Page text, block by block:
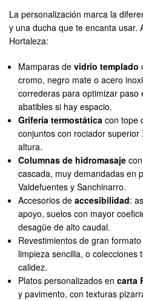
La personalización marca la
y una ducha que te encanta usar.
Hortaleza:
Mamparas devidrio templado
cromo, negro mate o acero
correderas para optimizar paso
abatibles si hay espacio.
Grifería termostática con tope
conjuntos con rociador
altura.
Columnas de hidromasaje
cascada, muy demandadas en
Valdefuentes y Sanchinarro.
Accesorios deaccesibilidad:
apoyo, suelos con mayor
desagüe de alto caudal.
Revestimientos de gran
limpieza sencilla, o colecciones
calidez.
Platos personalizados encarta
y pavimento, con texturas